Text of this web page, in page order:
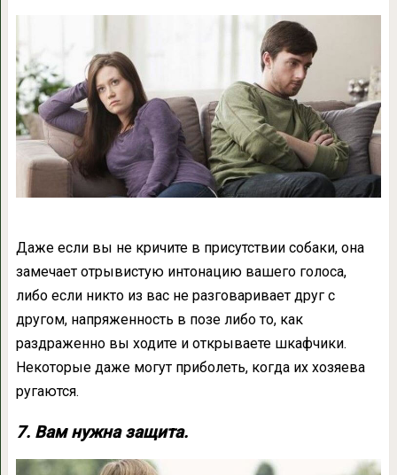
Даже если вы не кричите в присутствии собаки, она
замечает отрывистую интонацию вашего голоса,
либо если никто из вас не разговаривает друг с
другом, напряженность в позе либо то, как
раздраженно вы ходите и открываете шкафчики.
Некоторые даже могут приболеть, когда их хозяева
ругаются.
7. Вам нужна защита.